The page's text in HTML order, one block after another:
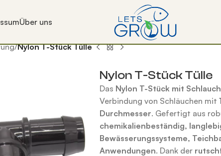
Über uns
/Nylon T-Stück Tülle
Nylon T-Stück Tülle
Das Nylon T-Stück mit
Verbindung von Schläuchen mit
Durchmesser. Gefertigt aus
chemikalienbeständig,
Bewässerungssysteme,
Anwendungen. Dank der